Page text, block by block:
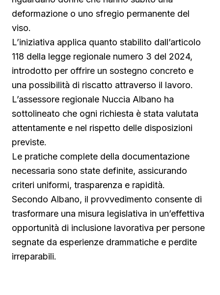
deformazione o uno sfregio permanente del
viso.
L’iniziativa applica quanto stabilito dall’articolo
118 della legge regionale numero 3 del 2024,
introdotto per offrire un sostegno concreto e
una possibilità di riscatto attraverso il lavoro.
L’assessore regionale Nuccia Albano ha
sottolineato che ogni richiesta è stata valutata
attentamente e nel rispetto delle disposizioni
previste.
Le pratiche complete della documentazione
necessaria sono state definite, assicurando
criteri uniformi, trasparenza e rapidità.
Secondo Albano, il provvedimento consente di
trasformare una misura legislativa in un’effettiva
opportunità di inclusione lavorativa per persone
segnate da esperienze drammatiche e perdite
irreparabili.